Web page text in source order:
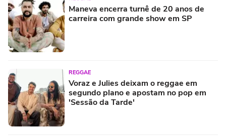
Maneva encerra turnê de 20 anos de
carreira com grande show em SP
REGGAE
Voraz e Julies deixam o reggae em
segundo plano e apostam no pop em
'Sessão da Tarde'